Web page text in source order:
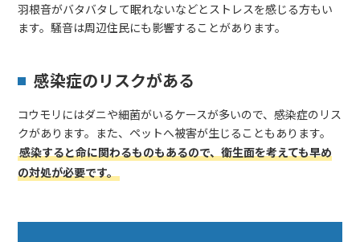
羽根音がバタバタして眠れないなどとストレスを感じる方もい
ます。騒音は周辺住民にも影響することがあります。
感染症のリスクがある
コウモリにはダニや細菌がいるケースが多いので、感染症のリス
クがあります。また、ペットへ被害が生じることもあります。
感染すると命に関わるものもあるので、衛生面を考えても早め
の対処が必要です。